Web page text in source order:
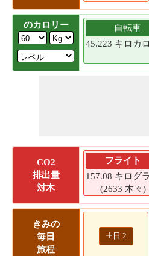
のカロリー
自転車
45.223 キロカ
CO2
排出量
対木
フライト
157.08 キログ
(2633 木々)
きみの
毎日
旅程
+ 日 2